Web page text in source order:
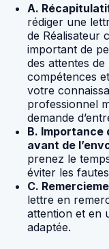
A.
rédiger une
de Réalisateur
important de
des attentes
compétences
votre
professionnel
demande
B.
avant de
prenez le
éviter les
C.
lettre en
attention et en
adaptée.